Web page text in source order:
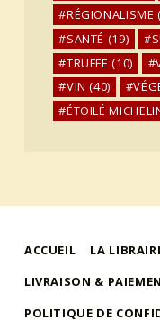
RÉGIONALISME
SANTÉ (19)
TRUFFE (10)
VIN (40)
ÉTOILÉ
ACCUEIL LA
LIVRAISON &
POLITIQUE DE